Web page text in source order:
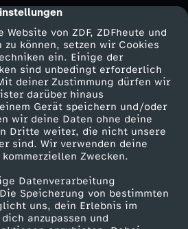
von ZDF, ZDFheute und
können, setzen wir Cookies
ein. Einige der
sind unbedingt erforderlich
deiner Zustimmung dürfen wir
darüber hinaus
Gerät speichern und/oder
wir deine Daten ohne deine
Dritte weiter, die nicht unsere
sind. Wir verwenden deine
Zwecken.
Datenverarbeitung
Speicherung von bestimmten
uns, dein Erlebnis im
anzupassen und
Service
ZDFmitreden
Kontakt zum ZDF
Tickets
Zuschauerservice
Hilfe